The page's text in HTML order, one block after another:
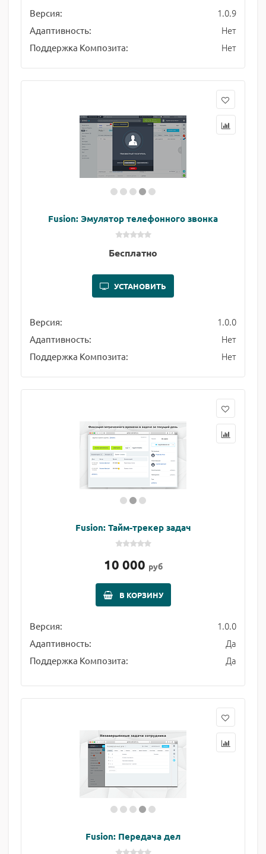
Версия: 1.0.9
Адаптивность: Нет
Поддержка Композита: Нет
Fusion: Эмулятор телефонного звонка
Бесплатно
УСТАНОВИТЬ
Версия: 1.0.0
Адаптивность: Нет
Поддержка Композита: Нет
Fusion: Тайм-трекер задач
10 000 руб
В КОРЗИНУ
Версия: 1.0.0
Адаптивность: Да
Поддержка Композита: Да
Fusion: Передача дел